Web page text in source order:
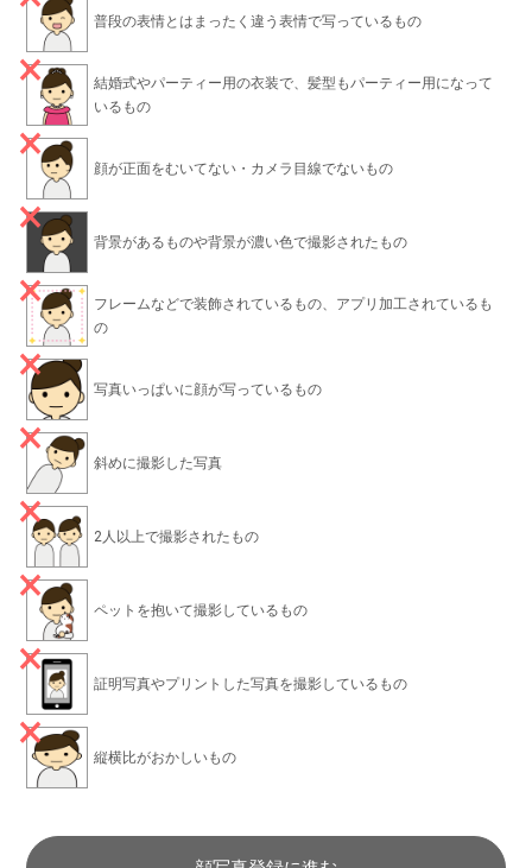
普段の表情とはまったく違う表情で写っているもの
結婚式やパーティー用の衣装で、髪型もパーティー用になって
いるもの
顔が正面をむいてない・カメラ目線でないもの
背景があるものや背景が濃い色で撮影されたもの
フレームなどで装飾されているもの、アプリ加工されているも
の
写真いっぱいに顔が写っているもの
斜めに撮影した写真
2人以上で撮影されたもの
ペットを抱いて撮影しているもの
証明写真やプリントした写真を撮影しているもの
縦横比がおかしいもの